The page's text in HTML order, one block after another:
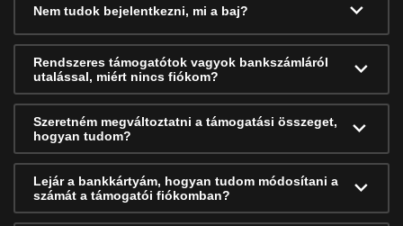
Nem tudok bejelentkezni, mi a baj?
Rendszeres támogatótok vagyok bankszámláról
utalással, miért nincs fiókom?
Szeretném megváltoztatni a támogatási összeget,
hogyan tudom?
Lejár a bankkártyám, hogyan tudom módosítani a
számát a támogatói fiókomban?